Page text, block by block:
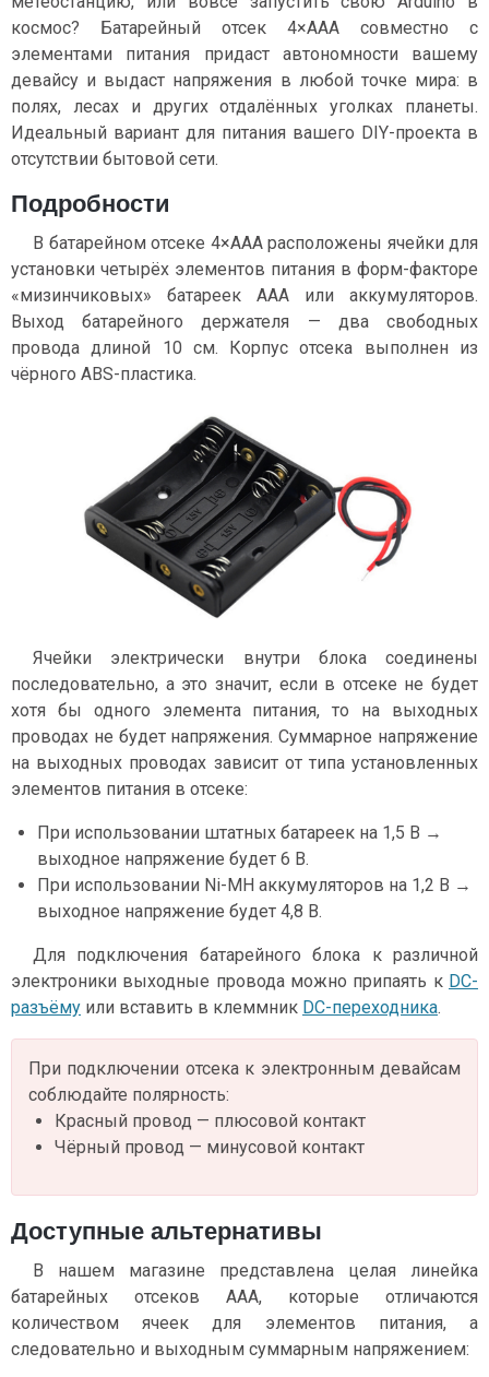
космос? Батарейный отсек 4×ААА совместно с
элементами питания придаст автономности вашему
девайсу и выдаст напряжения в любой точке мира: в
полях, лесах и других отдалённых уголках планеты.
Идеальный вариант для питания вашего DIY-проекта в
отсутствии бытовой сети.
Подробности
В батарейном отсеке 4×ААА расположены ячейки для
установки четырёх элементов питания в форм-факторе
«мизинчиковых» батареек ААА или аккумуляторов.
Выход батарейного держателя — два свободных
провода длиной 10 см. Корпус отсека выполнен из
чёрного ABS-пластика.
Ячейки электрически внутри блока соединены
последовательно, а это значит, если в отсеке не будет
хотя бы одного элемента питания, то на выходных
проводах не будет напряжения. Суммарное напряжение
на выходных проводах зависит от типа установленных
элементов питания в отсеке:
При использовании штатных батареек на 1,5 В →
выходное напряжение будет 6 В.
При использовании Ni-MH аккумуляторов на 1,2 В →
выходное напряжение будет 4,8 В.
Для подключения батарейного блока к различной
электроники выходные провода можно припаять к DC-
разъёму или вставить в клеммник DC-переходника.
При подключении отсека к электронным девайсам
соблюдайте полярность:
Красный провод — плюсовой контакт
Чёрный провод — минусовой контакт
Доступные альтернативы
В нашем магазине представлена целая линейка
батарейных отсеков ААА, которые отличаются
количеством ячеек для элементов питания, а
следовательно и выходным суммарным напряжением: